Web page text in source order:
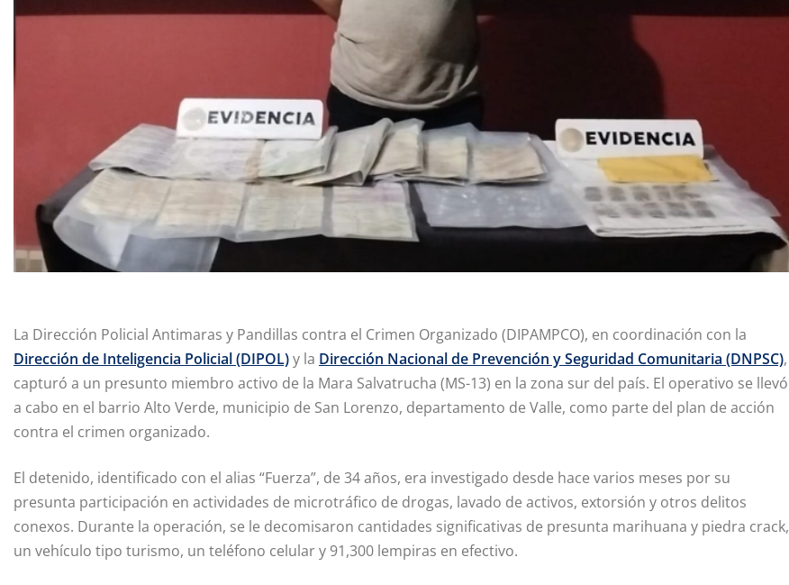
La Dirección Policial Antimaras y Pandillas contra el Crimen Organizado (DIPAMPCO), en coordinación con la
Dirección de Inteligencia Policial (DIPOL)y la Dirección Nacional de Prevención y Seguridad Comunitaria (DNPSC),
capturó a un presunto miembro activo de la Mara Salvatrucha (MS-13) en la zona sur del país. El operativo se llevó
a cabo en el barrio Alto Verde, municipio de San Lorenzo, departamento de Valle, como parte del plan de acción
contra el crimen organizado.
El detenido, identificado con el alias “Fuerza”, de 34 años, era investigado desde hace varios meses por su
presunta participación en actividades de microtráfico de drogas, lavado de activos, extorsión y otros delitos
conexos. Durante la operación, se le decomisaron cantidades significativas de presunta marihuana y piedra crack,
un vehículo tipo turismo, un teléfono celular y 91,300 lempiras en efectivo.